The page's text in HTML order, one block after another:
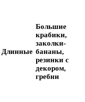
Длинные
Большие
крабики,
заколки-
бананы,
резинки с
декором,
гребни